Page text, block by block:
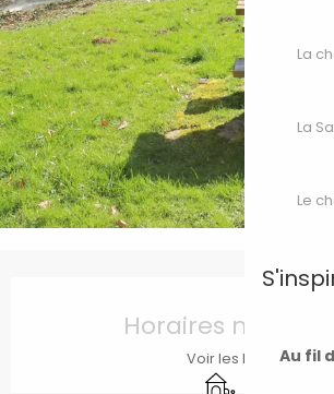
La
La
Le
Au fil
Ouverture et coordonnées
Horaires non
Voir les horaires
Jeux pour